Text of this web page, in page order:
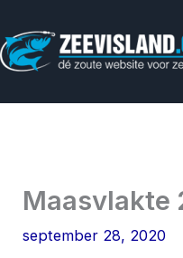
naar
de
Maasvlakte
september 28, 2020